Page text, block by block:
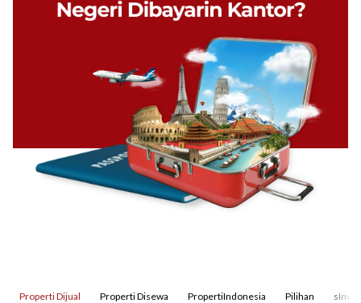
Properti Dijual Properti Disewa PropertiIndonesia Pilihan